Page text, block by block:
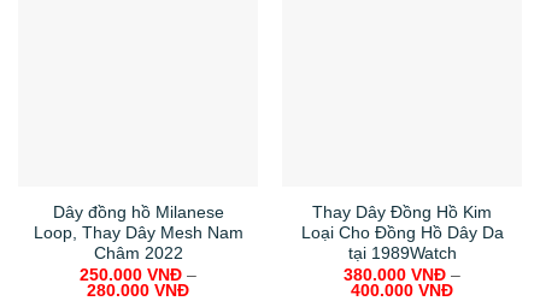
Dây đồng hồ Milanese
Loop, Thay Dây Mesh Nam
Châm 2022
250.000 VNĐ –
280.000 VNĐ
Thay Dây Đồng Hồ Kim
Loại Cho Đồng Hồ Dây Da
tại 1989Watch
380.000 VNĐ –
400.000 VNĐ